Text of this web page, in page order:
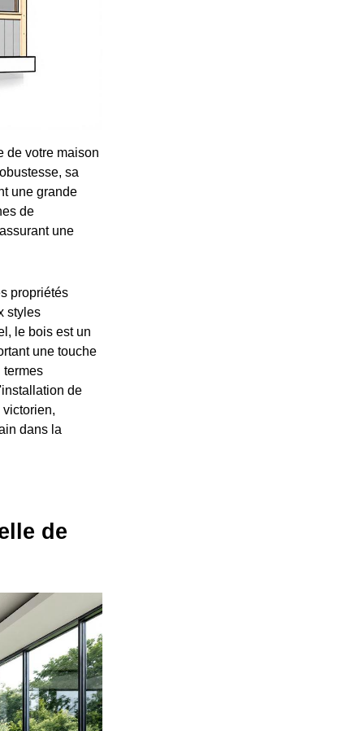
de votre maison
sa
une grande
de
une
propriétés
styles
le bois est un
une touche
termes
de
dans la
de